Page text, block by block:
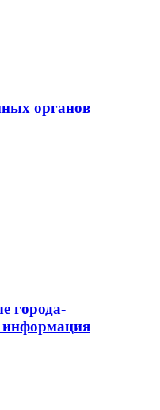
органов
города-
информация